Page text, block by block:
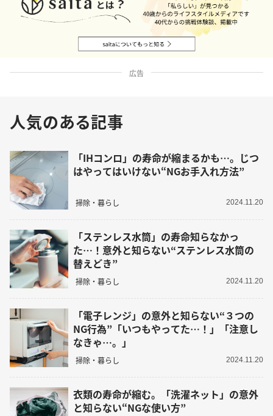
広告
人気のある記事
「IHコンロ」の寿命が縮まるかも…。じつ
はやってはいけない“NGお手入れ方法”
掃除・暮らし 2024.11.20
「ステンレス水筒」の寿命知らなかっ
た…！意外と知らない“ステンレス水筒の
替えどき”
掃除・暮らし 2024.11.20
「電子レンジ」の意外と知らない“３つの
NG行為”「いつもやってた…！」「注意し
なきゃ…。」
掃除・暮らし 2024.11.20
衣類の寿命が縮む。「洗濯ネット」の意外
と知らない“NGな使い方”